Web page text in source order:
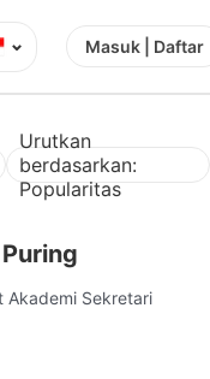
⌄ Masuk | Daftar
Urutkan
berdasarkan:
Popularitas
Akademi Sekretari